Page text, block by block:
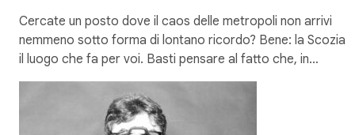
Cercate un posto dove il caos delle metropoli non arrivi
nemmeno sotto forma di lontano ricordo? Bene: la Scozia è
il luogo che fa per voi. Basti pensare al fatto che, in…